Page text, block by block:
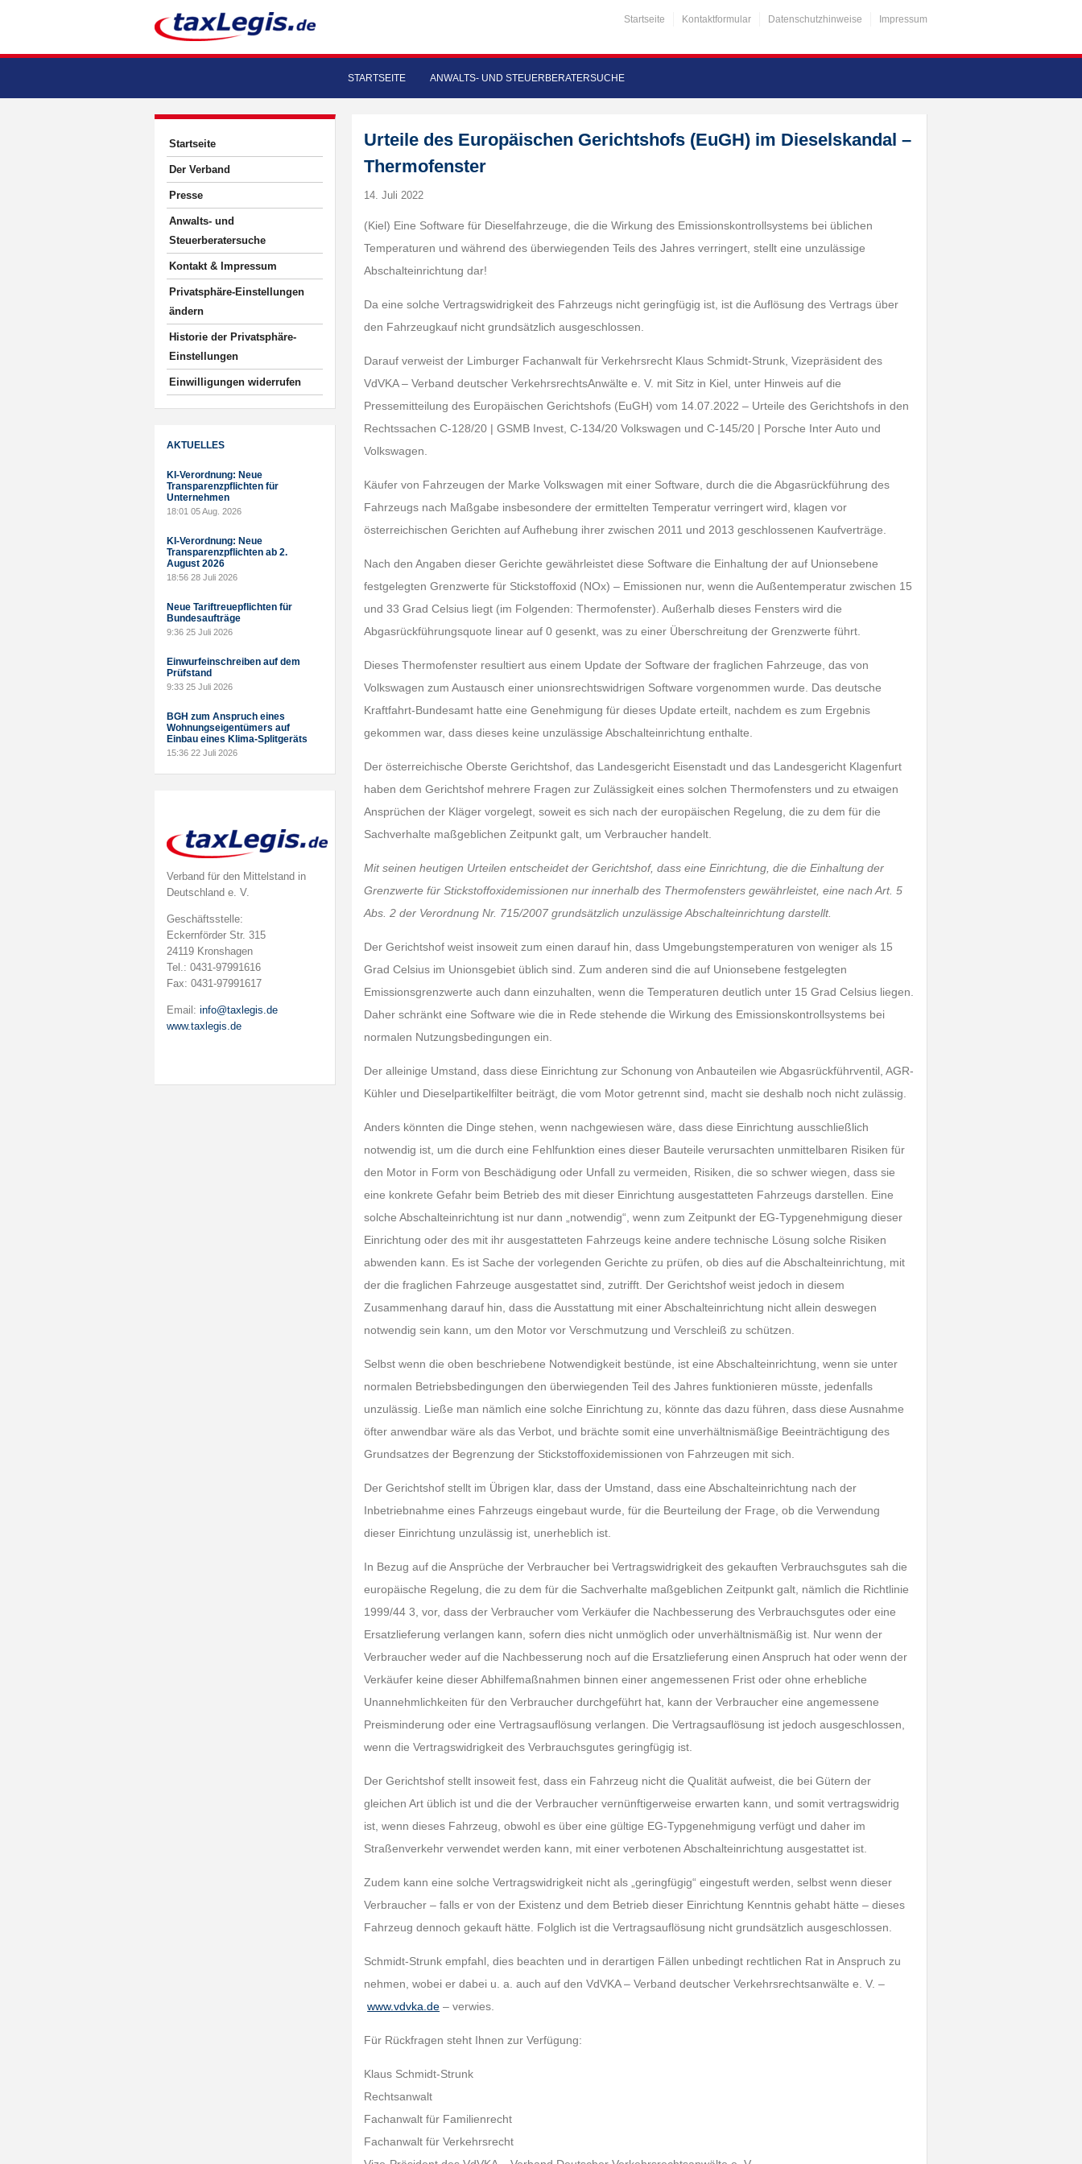
Startseite Kontaktformular Datenschutzhinweise Impressum
STARTSEITE ANWALTS- UND STEUERBERATERSUCHE
Startseite
Der Verband
Presse
Anwalts- und
Steuerberatersuche
Kontakt & Impressum
Privatsphäre-Einstellungen
ändern
Historie der Privatsphäre-
Einstellungen
Einwilligungen widerrufen
AKTUELLES
KI-Verordnung: Neue
Transparenzpflichten für
Unternehmen
18:01 05 Aug. 2026
KI-Verordnung: Neue
Transparenzpflichten ab 2.
August 2026
18:56 28 Juli 2026
Neue Tariftreuepflichten für
Bundesaufträge
9:36 25 Juli 2026
Einwurfeinschreiben auf dem
Prüfstand
9:33 25 Juli 2026
BGH zum Anspruch eines
Wohnungseigentümers auf
Einbau eines Klima-Splitgeräts
15:36 22 Juli 2026
Verband für den Mittelstand in
Deutschland e. V.
Geschäftsstelle:
Eckernförder Str. 315
24119 Kronshagen
Tel.: 0431-97991616
Fax: 0431-97991617
Email: info@taxlegis.de
www.taxlegis.de
Urteile des Europäischen Gerichtshofs (EuGH) im Dieselskandal –
Thermofenster
14. Juli 2022
(Kiel) Eine Software für Dieselfahrzeuge, die die Wirkung des Emissionskontrollsystems bei üblichen
Temperaturen und während des überwiegenden Teils des Jahres verringert, stellt eine unzulässige
Abschalteinrichtung dar!
Da eine solche Vertragswidrigkeit des Fahrzeugs nicht geringfügig ist, ist die Auflösung des Vertrags über
den Fahrzeugkauf nicht grundsätzlich ausgeschlossen.
Darauf verweist der Limburger Fachanwalt für Verkehrsrecht Klaus Schmidt-Strunk, Vizepräsident des
VdVKA – Verband deutscher VerkehrsrechtsAnwälte e. V. mit Sitz in Kiel, unter Hinweis auf die
Pressemitteilung des Europäischen Gerichtshofs (EuGH) vom 14.07.2022 – Urteile des Gerichtshofs in den
Rechtssachen C-128/20 | GSMB Invest, C-134/20 Volkswagen und C-145/20 | Porsche Inter Auto und
Volkswagen.
Käufer von Fahrzeugen der Marke Volkswagen mit einer Software, durch die die Abgasrückführung des
Fahrzeugs nach Maßgabe insbesondere der ermittelten Temperatur verringert wird, klagen vor
österreichischen Gerichten auf Aufhebung ihrer zwischen 2011 und 2013 geschlossenen Kaufverträge.
Nach den Angaben dieser Gerichte gewährleistet diese Software die Einhaltung der auf Unionsebene
festgelegten Grenzwerte für Stickstoffoxid (NOx) – Emissionen nur, wenn die Außentemperatur zwischen 15
und 33 Grad Celsius liegt (im Folgenden: Thermofenster). Außerhalb dieses Fensters wird die
Abgasrückführungsquote linear auf 0 gesenkt, was zu einer Überschreitung der Grenzwerte führt.
Dieses Thermofenster resultiert aus einem Update der Software der fraglichen Fahrzeuge, das von
Volkswagen zum Austausch einer unionsrechtswidrigen Software vorgenommen wurde. Das deutsche
Kraftfahrt-Bundesamt hatte eine Genehmigung für dieses Update erteilt, nachdem es zum Ergebnis
gekommen war, dass dieses keine unzulässige Abschalteinrichtung enthalte.
Der österreichische Oberste Gerichtshof, das Landesgericht Eisenstadt und das Landesgericht Klagenfurt
haben dem Gerichtshof mehrere Fragen zur Zulässigkeit eines solchen Thermofensters und zu etwaigen
Ansprüchen der Kläger vorgelegt, soweit es sich nach der europäischen Regelung, die zu dem für die
Sachverhalte maßgeblichen Zeitpunkt galt, um Verbraucher handelt.
Mit seinen heutigen Urteilen entscheidet der Gerichtshof, dass eine Einrichtung, die die Einhaltung der
Grenzwerte für Stickstoffoxidemissionen nur innerhalb des Thermofensters gewährleistet, eine nach Art. 5
Abs. 2 der Verordnung Nr. 715/2007 grundsätzlich unzulässige Abschalteinrichtung darstellt.
Der Gerichtshof weist insoweit zum einen darauf hin, dass Umgebungstemperaturen von weniger als 15
Grad Celsius im Unionsgebiet üblich sind. Zum anderen sind die auf Unionsebene festgelegten
Emissionsgrenzwerte auch dann einzuhalten, wenn die Temperaturen deutlich unter 15 Grad Celsius liegen.
Daher schränkt eine Software wie die in Rede stehende die Wirkung des Emissionskontrollsystems bei
normalen Nutzungsbedingungen ein.
Der alleinige Umstand, dass diese Einrichtung zur Schonung von Anbauteilen wie Abgasrückführventil, AGR-
Kühler und Dieselpartikelfilter beiträgt, die vom Motor getrennt sind, macht sie deshalb noch nicht zulässig.
Anders könnten die Dinge stehen, wenn nachgewiesen wäre, dass diese Einrichtung ausschließlich
notwendig ist, um die durch eine Fehlfunktion eines dieser Bauteile verursachten unmittelbaren Risiken für
den Motor in Form von Beschädigung oder Unfall zu vermeiden, Risiken, die so schwer wiegen, dass sie
eine konkrete Gefahr beim Betrieb des mit dieser Einrichtung ausgestatteten Fahrzeugs darstellen. Eine
solche Abschalteinrichtung ist nur dann „notwendig“, wenn zum Zeitpunkt der EG-Typgenehmigung dieser
Einrichtung oder des mit ihr ausgestatteten Fahrzeugs keine andere technische Lösung solche Risiken
abwenden kann. Es ist Sache der vorlegenden Gerichte zu prüfen, ob dies auf die Abschalteinrichtung, mit
der die fraglichen Fahrzeuge ausgestattet sind, zutrifft. Der Gerichtshof weist jedoch in diesem
Zusammenhang darauf hin, dass die Ausstattung mit einer Abschalteinrichtung nicht allein deswegen
notwendig sein kann, um den Motor vor Verschmutzung und Verschleiß zu schützen.
Selbst wenn die oben beschriebene Notwendigkeit bestünde, ist eine Abschalteinrichtung, wenn sie unter
normalen Betriebsbedingungen den überwiegenden Teil des Jahres funktionieren müsste, jedenfalls
unzulässig. Ließe man nämlich eine solche Einrichtung zu, könnte das dazu führen, dass diese Ausnahme
öfter anwendbar wäre als das Verbot, und brächte somit eine unverhältnismäßige Beeinträchtigung des
Grundsatzes der Begrenzung der Stickstoffoxidemissionen von Fahrzeugen mit sich.
Der Gerichtshof stellt im Übrigen klar, dass der Umstand, dass eine Abschalteinrichtung nach der
Inbetriebnahme eines Fahrzeugs eingebaut wurde, für die Beurteilung der Frage, ob die Verwendung
dieser Einrichtung unzulässig ist, unerheblich ist.
In Bezug auf die Ansprüche der Verbraucher bei Vertragswidrigkeit des gekauften Verbrauchsgutes sah die
europäische Regelung, die zu dem für die Sachverhalte maßgeblichen Zeitpunkt galt, nämlich die Richtlinie
1999/44 3, vor, dass der Verbraucher vom Verkäufer die Nachbesserung des Verbrauchsgutes oder eine
Ersatzlieferung verlangen kann, sofern dies nicht unmöglich oder unverhältnismäßig ist. Nur wenn der
Verbraucher weder auf die Nachbesserung noch auf die Ersatzlieferung einen Anspruch hat oder wenn der
Verkäufer keine dieser Abhilfemaßnahmen binnen einer angemessenen Frist oder ohne erhebliche
Unannehmlichkeiten für den Verbraucher durchgeführt hat, kann der Verbraucher eine angemessene
Preisminderung oder eine Vertragsauflösung verlangen. Die Vertragsauflösung ist jedoch ausgeschlossen,
wenn die Vertragswidrigkeit des Verbrauchsgutes geringfügig ist.
Der Gerichtshof stellt insoweit fest, dass ein Fahrzeug nicht die Qualität aufweist, die bei Gütern der
gleichen Art üblich ist und die der Verbraucher vernünftigerweise erwarten kann, und somit vertragswidrig
ist, wenn dieses Fahrzeug, obwohl es über eine gültige EG-Typgenehmigung verfügt und daher im
Straßenverkehr verwendet werden kann, mit einer verbotenen Abschalteinrichtung ausgestattet ist.
Zudem kann eine solche Vertragswidrigkeit nicht als „geringfügig“ eingestuft werden, selbst wenn dieser
Verbraucher – falls er von der Existenz und dem Betrieb dieser Einrichtung Kenntnis gehabt hätte – dieses
Fahrzeug dennoch gekauft hätte. Folglich ist die Vertragsauflösung nicht grundsätzlich ausgeschlossen.
Schmidt-Strunk empfahl, dies beachten und in derartigen Fällen unbedingt rechtlichen Rat in Anspruch zu
nehmen, wobei er dabei u. a. auch auf den VdVKA – Verband deutscher Verkehrsrechtsanwälte e. V. –
www.vdvka.de – verwies.
Für Rückfragen steht Ihnen zur Verfügung:
Klaus Schmidt-Strunk
Rechtsanwalt
Fachanwalt für Familienrecht
Fachanwalt für Verkehrsrecht